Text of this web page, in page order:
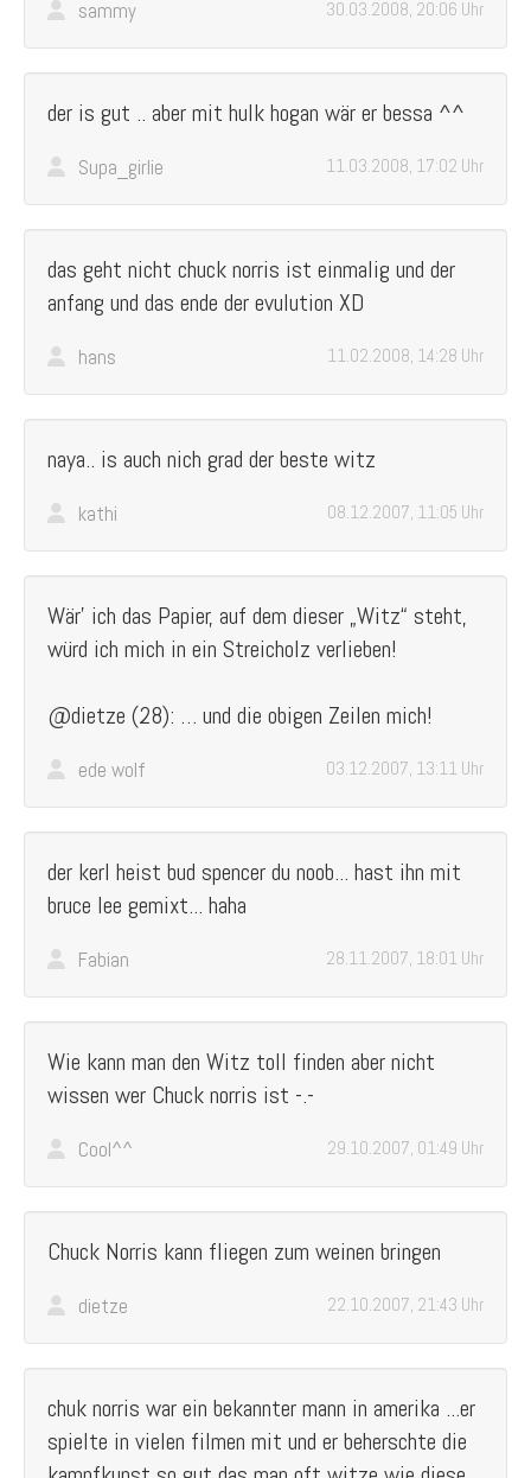
sammy 30.03.2008, 20:06 Uhr
der is gut .. aber mit hulk hogan wär er bessa ^^
Supa_girlie 11.03.2008, 17:02 Uhr
das geht nicht chuck norris ist einmalig und der
anfang und das ende der evulution XD
hans 11.02.2008, 14:28 Uhr
naya.. is auch nich grad der beste witz
kathi 08.12.2007, 11:05 Uhr
Wär’ ich das Papier, auf dem dieser „Witz“ steht,
würd ich mich in ein Streicholz verlieben!
@dietze (28): … und die obigen Zeilen mich!
ede wolf 03.12.2007, 13:11 Uhr
der kerl heist bud spencer du noob... hast ihn mit
bruce lee gemixt... haha
Fabian 28.11.2007, 18:01 Uhr
Wie kann man den Witz toll finden aber nicht
wissen wer Chuck norris ist -.-
Cool^^ 29.10.2007, 01:49 Uhr
Chuck Norris kann fliegen zum weinen bringen
dietze 22.10.2007, 21:43 Uhr
chuk norris war ein bekannter mann in amerika ...er
spielte in vielen filmen mit und er beherschte die